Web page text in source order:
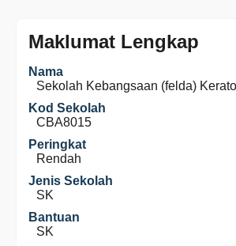
Maklumat Lengkap
Nama
Sekolah Kebangsaan (felda)
Kod Sekolah
CBA8015
Peringkat
Rendah
Jenis Sekolah
SK
Bantuan
SK